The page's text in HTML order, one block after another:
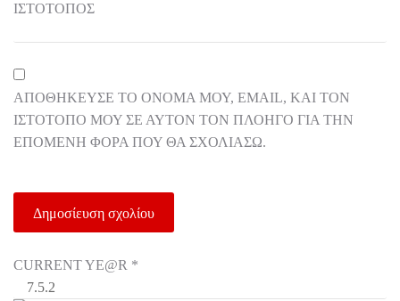
ΙΣΤΌΤΟΠΟΣ
ΑΠΟΘΉΚΕΥΣΕ ΤΟ ΌΝΟΜΆ ΜΟΥ, EMAIL, ΚΑΙ ΤΟΝ
ΙΣΤΌΤΟΠΟ ΜΟΥ ΣΕ ΑΥΤΌΝ ΤΟΝ ΠΛΟΗΓΌ ΓΙΑ ΤΗΝ
ΕΠΌΜΕΝΗ ΦΟΡΆ ΠΟΥ ΘΑ ΣΧΟΛΙΆΣΩ.
CURRENT YE@R *